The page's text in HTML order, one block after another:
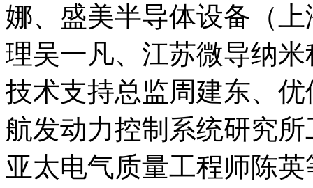
娜、盛美半导体设备（
理吴一凡、江苏微导纳
技术支持总监周建东、
航发动力控制系统研究
亚太电气质量工程师陈